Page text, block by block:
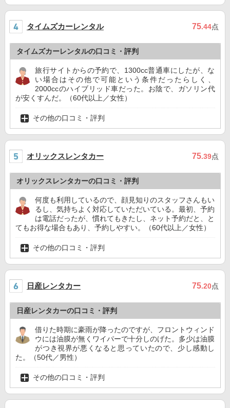
タイムズカーレンタル 75.44点
タイムズカーレンタルの口コミ・評判
旅行サイトからの予約で、1300cc普通車にしたが、な
い場合はその他で可能という条件だったらしく、
2000ccのハイブリッド車だった。お陰で、ガソリン代
が安くすんだ。（60代以上／女性）
その他の口コミ・評判
オリックスレンタカー 75.39点
オリックスレンタカーの口コミ・評判
何度も利用しているので、顔見知りのスタッフさんもい
るし、気持ちよく対応していただいている。最初、予約
は電話だったが、慣れてもきたし、ネット予約だと、と
てもお得な場合もあり、予約しやすい。（60代以上／女性）
その他の口コミ・評判
日産レンタカー 75.20点
日産レンタカーの口コミ・評判
借りた時期に豪雨が降ったのですが、フロントウィンド
ウには油膜が無くワイパーで十分しのげた。多少は油膜
がつき視界が悪くなると思っていたので、少し感動し
た。（50代／男性）
その他の口コミ・評判